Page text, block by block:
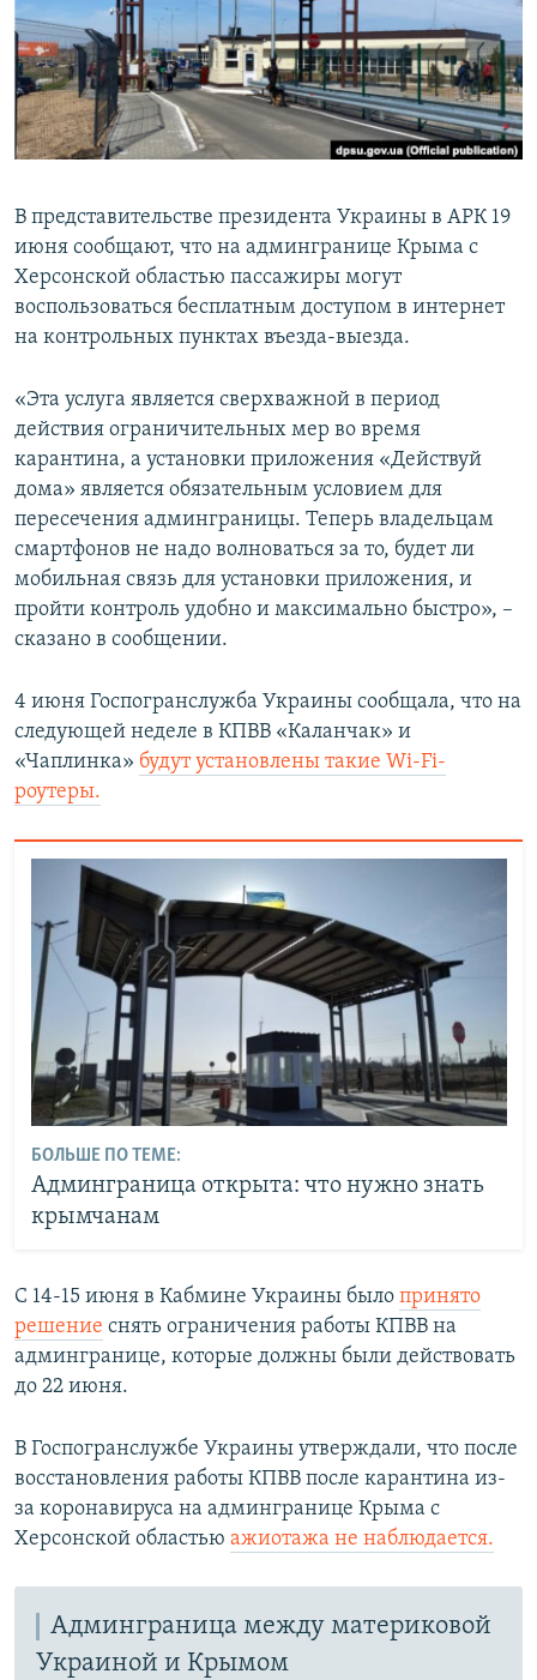
ПОБЕДИТЕЛЕЙ НЕ СУДЯТ?
КРЫМ.НЕПОКОРЕННЫЙ
ELIFBE
УКРАИНСКАЯ ПРОБЛЕМА КРЫМА
ПРИСОЕДИНЯЙТЕСЬ!
В представительстве президента Украины в АРК 19
июня сообщают, что на админгранице Крыма с
Херсонской областью пассажиры могут
воспользоваться бесплатным доступом в интернет
на контрольных пунктах въезда-выезда.
«Эта услуга является сверхважной в период
действия ограничительных мер во время
карантина, а установки приложения «Действуй
дома» является обязательным условием для
пересечения админграницы. Теперь владельцам
смартфонов не надо волноваться за то, будет ли
мобильная связь для установки приложения, и
пройти контроль удобно и максимально быстро», –
сказано в сообщении.
4 июня Госпогранслужба Украины сообщала, что на
следующей неделе в КПВВ «Каланчак» и
«Чаплинка» будут установлены такие Wi-Fi-
роутеры.
БОЛЬШЕ ПО ТЕМЕ:
Админграница открыта: что нужно знать
крымчанам
С 14-15 июня в Кабмине Украины было принято
решение снять ограничения работы КПВВ на
админгранице, которые должны были действовать
до 22 июня.
В Госпогранслужбе Украины утверждали, что после
восстановления работы КПВВ после карантина из-
за коронавируса на админгранице Крыма с
Херсонской областью ажиотажа не наблюдается.
Админграница между материковой
Украиной и Крымом